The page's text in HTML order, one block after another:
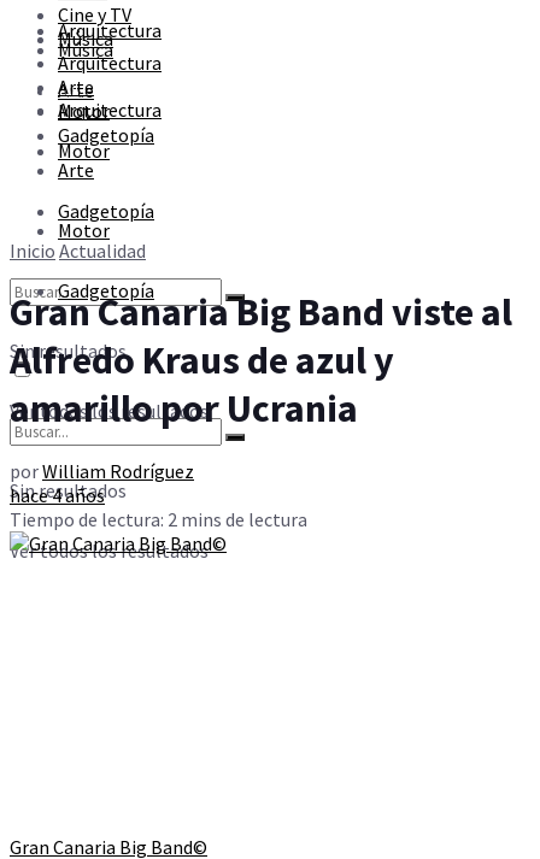
Arquitectura
Arte
Motor
Gadgetopía
Sin resultados
Ver todos los resultados
Música
Arquitectura
Arte
Motor
Gadgetopía
Sin resultados
Ver todos los resultados
Sin resultados
Ver todos los resultados
Cine y TV
Música
Arquitectura
Arte
Motor
Gadgetopía
Inicio Actualidad
Gran Canaria Big Band viste al
Alfredo Kraus de azul y
amarillo por Ucrania
porWilliam Rodríguez
hace 4 años
Tiempo de lectura: 2 mins de lectura
Gran Canaria Big Band©